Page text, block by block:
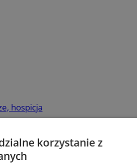
hospicja
hospicja
korzystanie z